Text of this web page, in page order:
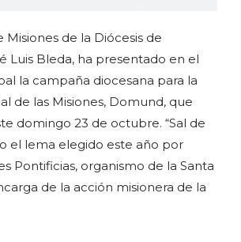
Misiones de la Diócesis de
Luis Bleda, ha presentado en el
la campaña diocesana para la
de las Misiones, Domund, que
domingo 23 de octubre. “Sal de
el lema elegido este año por
Pontificias, organismo de la Santa
de la acción misionera de la